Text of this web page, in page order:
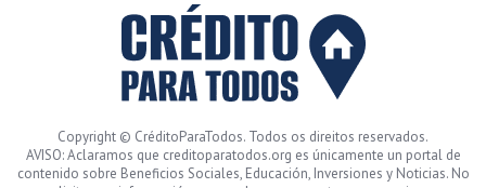
Copyright © CréditoParaTodos. Todos os direitos reservados.
AVISO: Aclaramos que creditoparatodos.org es únicamente un portal de
contenido sobre Beneficios Sociales, Educación, Inversiones y Noticias. No